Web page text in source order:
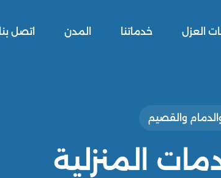
العزل خدماتنا المدن اتصل بنا
والقصيم
المنزلية